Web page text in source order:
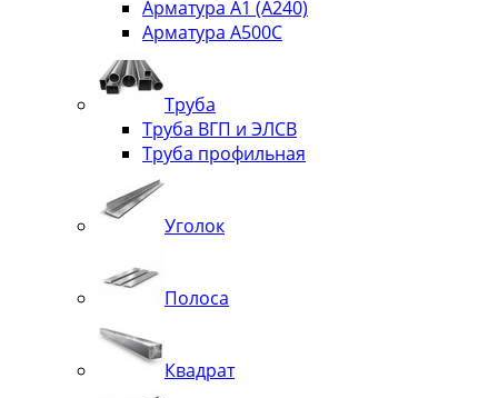
Арматура А1 (А240)
Арматура А500С
Труба
Труба ВГП и ЭЛСВ
Труба профильная
Уголок
Полоса
Квадрат